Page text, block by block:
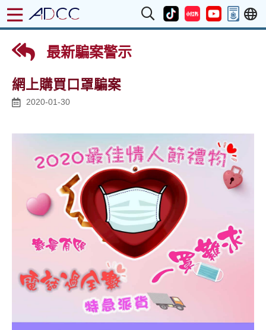
最新騙案警示
網上購買口罩騙案
2020-01-30